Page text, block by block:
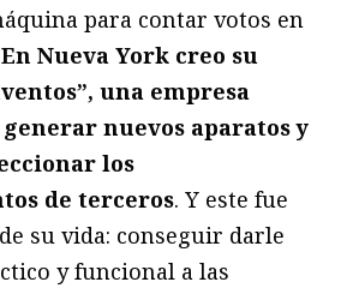
para contar votos en
En Nueva York creo su
una empresa
nuevos aparatos y
los
de terceros. Y este fue
su vida: conseguir darle
y funcional a las